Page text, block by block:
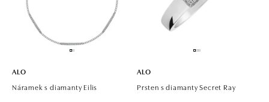
ALO
Náramek s diamanty Eilis
ALO
Prsten s diamanty Secret Ray